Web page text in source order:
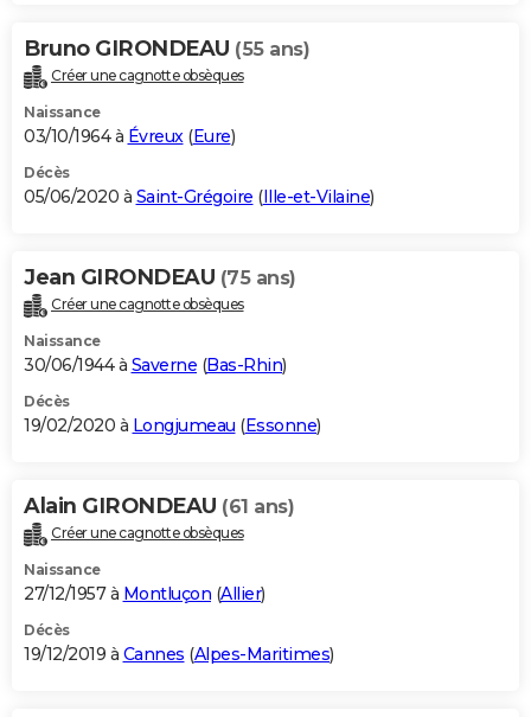
Bruno GIRONDEAU (55 ans)
Créer une cagnotte obsèques
Naissance
03/10/1964 à Évreux(Eure)
Décès
05/06/2020 à Saint-Grégoire (Ille-et-Vilaine)
Jean GIRONDEAU (75 ans)
Créer une cagnotte obsèques
Naissance
30/06/1944 à Saverne (Bas-Rhin)
Décès
19/02/2020 à Longjumeau (Essonne)
Alain GIRONDEAU (61 ans)
Créer une cagnotte obsèques
Naissance
27/12/1957 à Montluçon (Allier)
Décès
19/12/2019 à Cannes (Alpes-Maritimes)